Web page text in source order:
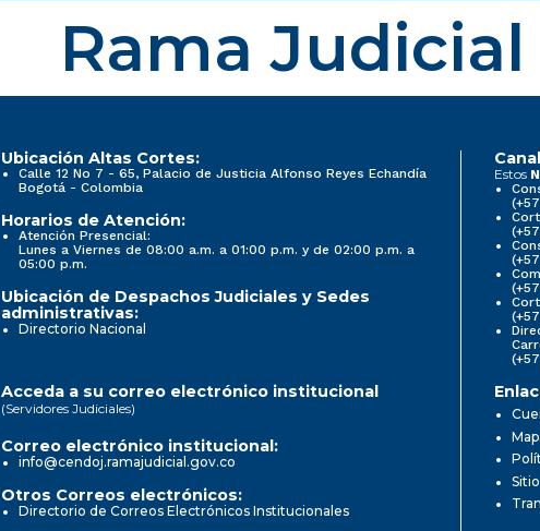
Rama Judicial
Ubicación Altas Cortes:
Calle 12 No 7 - 65, Palacio de Justicia Alfonso Reyes Echandía
Bogotá - Colombia
Horarios de Atención:
Atención Presencial:
Lunes a Viernes de 08:00 a.m. a 01:00 p.m. y de 02:00 p.m. a
05:00 p.m.
Ubicación de Despachos Judiciales y Sedes
administrativas:
Directorio Nacional
Estos
Acceda a su correo electrónico institucional
(Servidores Judiciales)
Correo electrónico institucional:
info@cendoj.ramajudicial.gov.co
Otros Correos electrónicos:
Directorio de Correos Electrónicos Institucionales